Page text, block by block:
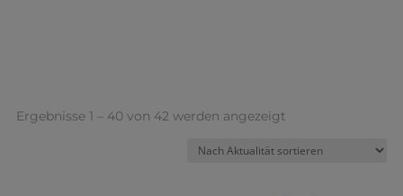
Ergebnisse 1 – 40 von 42 werden angezeigt
sortiert